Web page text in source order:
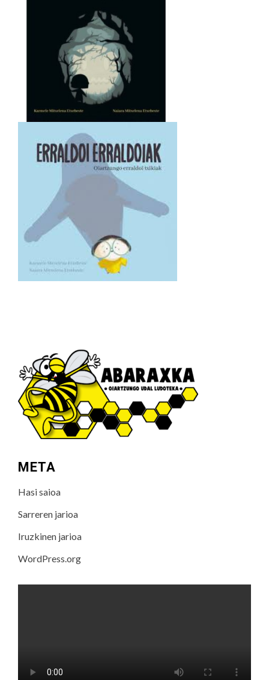
META
Hasi saioa
Sarreren jarioa
Iruzkinen jarioa
WordPress.org